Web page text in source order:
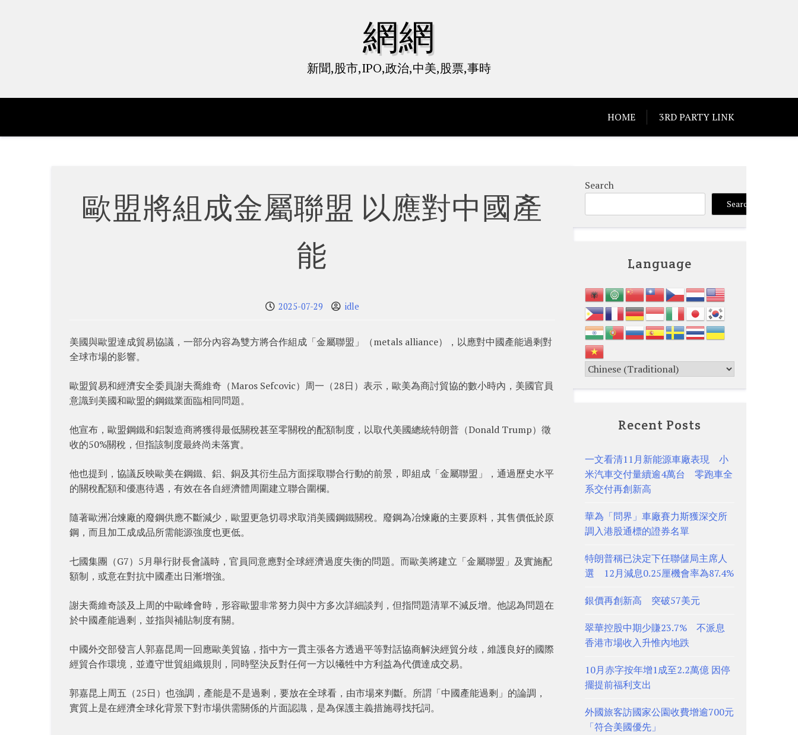
網網
新聞,股市,IPO,政治,中美,股票,事時
HOME 3RD PARTY LINK
歐盟將組成金屬聯盟 以應對中國產
能
2025-07-29 idle
美國與歐盟達成貿易協議，一部分內容為雙方將合作組成「金屬聯盟」（metals alliance），以應對中國產能過剩對
全球市場的影響。
歐盟貿易和經濟安全委員謝夫喬維奇（Maros Sefcovic）周一（28日）表示，歐美為商討貿協的數小時內，美國官員
意識到美國和歐盟的鋼鐵業面臨相同問題。
他宣布，歐盟鋼鐵和鋁製造商將獲得最低關稅甚至零關稅的配額制度，以取代美國總統特朗普（Donald Trump）徵
收的50%關稅，但指該制度最終尚未落實。
他也提到，協議反映歐美在鋼鐵、鋁、銅及其衍生品方面採取聯合行動的前景，即組成「金屬聯盟」，通過歷史水平
的關稅配額和優惠待遇，有效在各自經濟體周圍建立聯合圍欄。
隨著歐洲冶煉廠的廢鋼供應不斷減少，歐盟更急切尋求取消美國鋼鐵關稅。廢鋼為冶煉廠的主要原料，其售價低於原
鋼，而且加工成成品所需能源強度也更低。
七國集團（G7）5月舉行財長會議時，官員同意應對全球經濟過度失衡的問題。而歐美將建立「金屬聯盟」及實施配
額制，或意在對抗中國產出日漸增強。
謝夫喬維奇談及上周的中歐峰會時，形容歐盟非常努力與中方多次詳細談判，但指問題清單不減反增。他認為問題在
於中國產能過剩，並指與補貼制度有關。
中國外交部發言人郭嘉昆周一回應歐美貿協，指中方一貫主張各方透過平等對話協商解決經貿分歧，維護良好的國際
經貿合作環境，並遵守世貿組織規則，同時堅決反對任何一方以犧牲中方利益為代價達成交易。
郭嘉昆上周五（25日）也強調，產能是不是過剩，要放在全球看，由市場來判斷。所謂「中國產能過剩」的論調，
實質上是在經濟全球化背景下對市場供需關係的片面認識，是為保護主義措施尋找托詞。
Search
Search
Language
Recent Posts
一文看清11月新能源車廠表現 小
米汽車交付量續逾4萬台 零跑車全
系交付再創新高
華為「問界」車廠賽力斯獲深交所
調入港股通標的證券名單
特朗普稱已決定下任聯儲局主席人
選 12月減息0.25厘機會率為87.4%
銀價再創新高 突破57美元
翠華控股中期少賺23.7% 不派息
香港市場收入升惟內地跌
10月赤字按年增1成至2.2萬億 因停
擺提前福利支出
外國旅客訪國家公園收費增逾700元
「符合美國優先」